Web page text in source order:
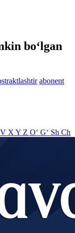
bo‘lgan
abonent
V X Y Z O‘ G‘ Sh Ch